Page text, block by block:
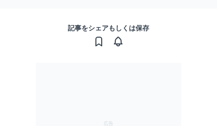
記事をシェアもしくは保存